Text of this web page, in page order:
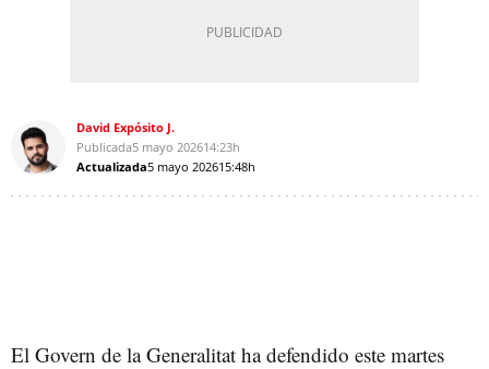
David Expósito J.
Publicada5 mayo 202614:23h
Actualizada5 mayo 202615:48h
El Govern de la Generalitat ha defendido este martes